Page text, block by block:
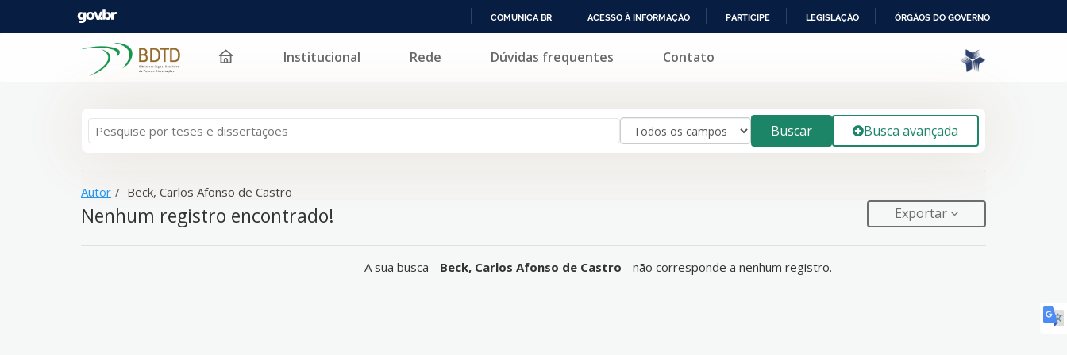
PARA
COMUNICA BR ACESSO À INFORMAÇÃO PARTICIPE LEGISLAÇÃO ÓRGÃOS DO GOVERNO
Beck, Carlos Afonso de Castro - não corresponde a nenhum registro.
Pular para o conteúdo Institucional Rede Dúvidas frequentes Contato
Buscar Busca avançada
Autor Beck, Carlos Afonso de Castro
Nenhum registro encontrado! Exportar
A sua busca - Beck, Carlos Afonso de Castro - não corresponde a nenhum registro.